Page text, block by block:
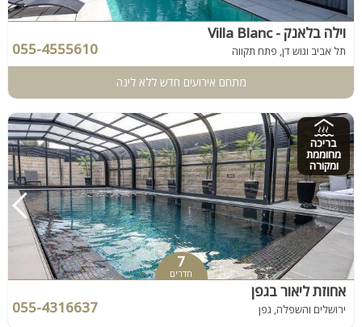
וילה בלאנק - Villa Blanc
תל אביב וגוש דן, פתח תקווה 055-4555610
מתחם אירועים חדש ללא לינה
בריכה
מחוממת
ומקורה
7
חדרים
אחוזת ליאור בגפן
ירושלים והשפלה, גפן 055-4316637